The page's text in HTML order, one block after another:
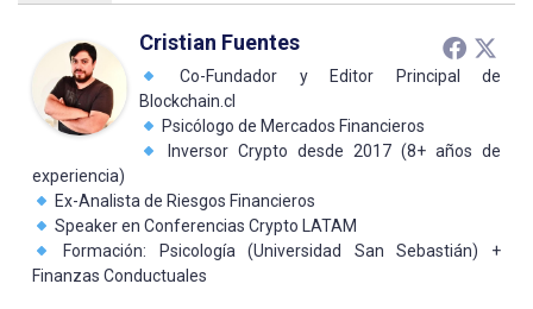
Cristian Fuentes
Co-Fundador y Editor Principal de
Blockchain.cl
Psicólogo de Mercados Financieros
Inversor Crypto desde 2017 (8+ años de
experiencia)
Ex-Analista de Riesgos Financieros
Speaker en Conferencias Crypto LATAM
Formación: Psicología (Universidad San Sebastián) +
Finanzas Conductuales